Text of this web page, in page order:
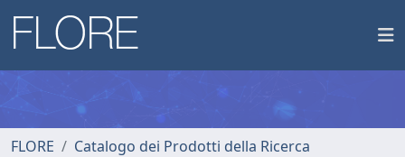
FLORE
Catalogo dei Prodotti della Ricerca